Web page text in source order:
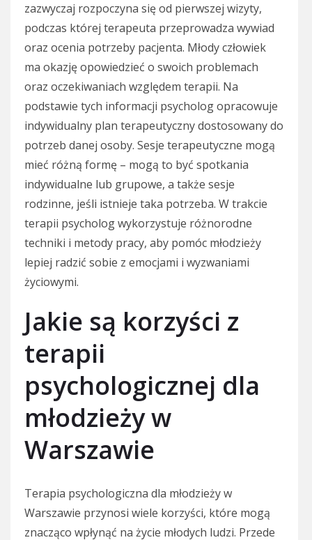
zazwyczaj rozpoczyna się od pierwszej wizyty,
podczas której terapeuta przeprowadza wywiad
oraz ocenia potrzeby pacjenta. Młody człowiek
ma okazję opowiedzieć o swoich problemach
oraz oczekiwaniach względem terapii. Na
podstawie tych informacji psycholog opracowuje
indywidualny plan terapeutyczny dostosowany do
potrzeb danej osoby. Sesje terapeutyczne mogą
mieć różną formę – mogą to być spotkania
indywidualne lub grupowe, a także sesje
rodzinne, jeśli istnieje taka potrzeba. W trakcie
terapii psycholog wykorzystuje różnorodne
techniki i metody pracy, aby pomóc młodzieży
lepiej radzić sobie z emocjami i wyzwaniami
życiowymi.
Jakie są korzyści z
terapii
psychologicznej dla
młodzieży w
Warszawie
Terapia psychologiczna dla młodzieży w
Warszawie przynosi wiele korzyści, które mogą
znacząco wpłynąć na życie młodych ludzi. Przede